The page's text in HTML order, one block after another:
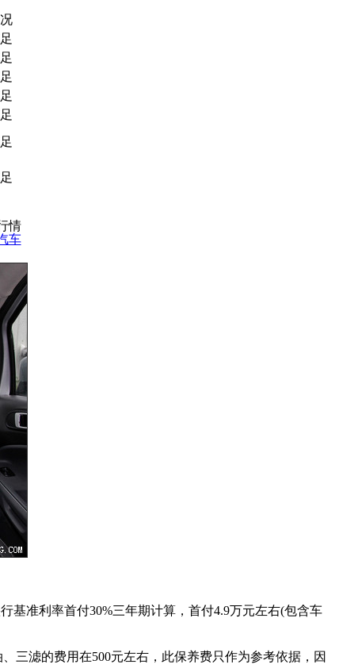
情
车
基准利率首付30%三年期计算，首付4.9万元左右(包含车
三滤的费用在500元左右，此保养费只作为参考依据，因